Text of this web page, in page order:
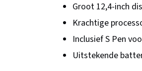
Groot 12,4-inch
Krachtige
Inclusief S Pen
Uitstekende